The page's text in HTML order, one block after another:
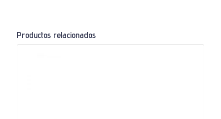
Productos relacionados